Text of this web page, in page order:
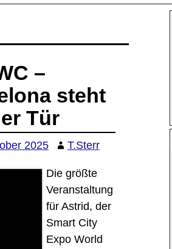
–
steht
Tür
2025 T.Sterr
Die größte
Veranstaltung
für Astrid, der
Smart City
Expo World